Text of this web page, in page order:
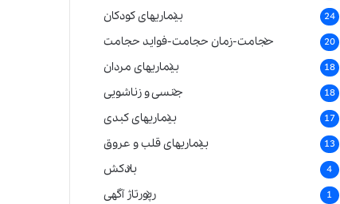
بیماریهای کودکان 24
حجامت-زمان حجامت-فواید حجامت 20
بیماریهای مردان 18
جنسی و زناشویی 18
بیماریهای کبدی 17
بیماریهای قلب و عروق 13
بادکش 4
رپورتاژ آگهی 1